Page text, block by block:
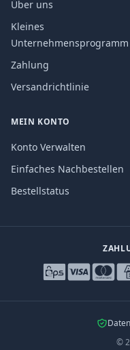
Über uns
Kleines
Unternehmensprogramm
Zahlung
Versandrichtlinie
MEIN KONTO
Konto Verwalten
Einfaches Nachbestellen
Bestellstatus
©